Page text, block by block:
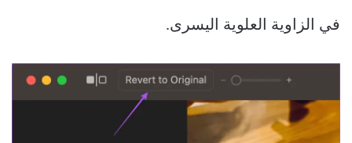
في الزاوية العلوية اليسرى.